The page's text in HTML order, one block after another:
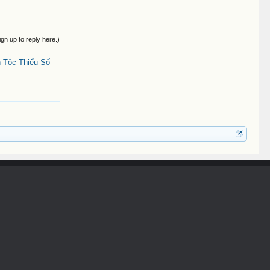
up to reply here.)
Thiểu Số